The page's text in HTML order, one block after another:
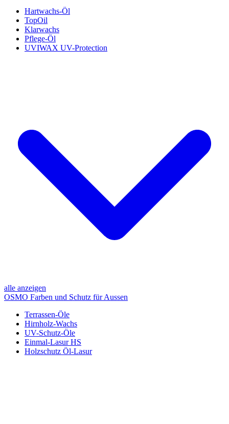
Hartwachs-Öl
TopOil
Klarwachs
Pflege-Öl
UVIWAX UV-Protection
alle anzeigen
OSMO Farben und Schutz für Aussen
Terrassen-Öle
Hirnholz-Wachs
UV-Schutz-Öle
Einmal-Lasur HS
Holzschutz Öl-Lasur